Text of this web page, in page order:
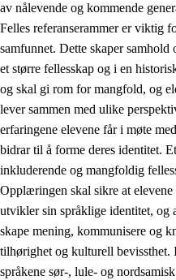
1.4 Skaperglede,
1.5 Respekt for naturen
1.6 Demokrati og
av nålevende og kommende
Felles referanserammer er viktig
samfunnet. Dette skaper
et større fellesskap og i en
og skal gi rom for mangfold, og
lever sammen med ulike
erfaringene elevene får i møte
bidrar til å forme deres identitet.
inkluderende og mangfoldig
Opplæringen skal sikre at
utvikler sin språklige identitet, og
skape mening, kommunisere og
tilhørighet og kulturell bevissthet.
språkene sør-, lule- og